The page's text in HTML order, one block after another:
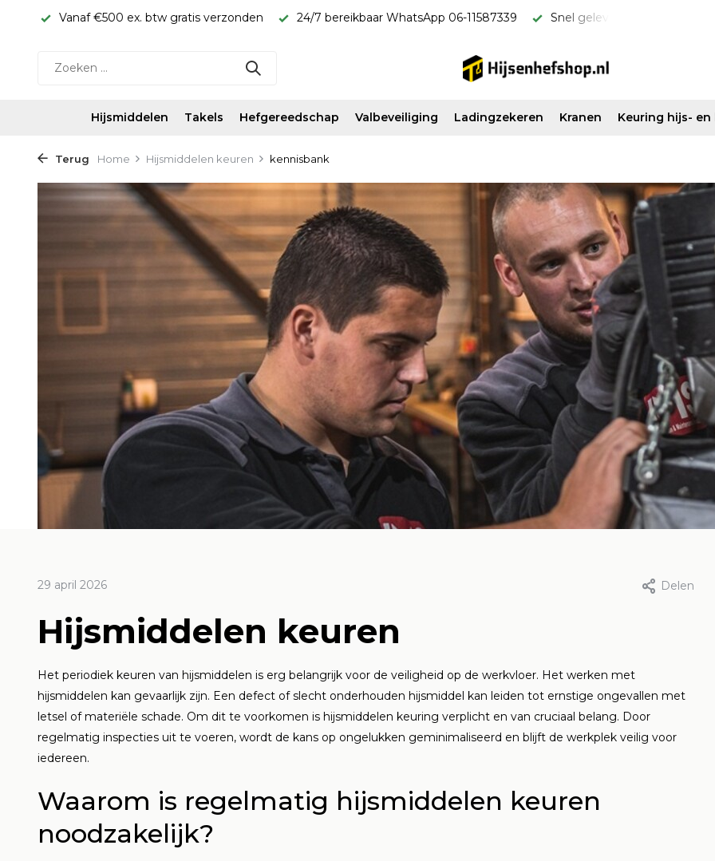
24/7 bereikbaar WhatsApp 06-11587339 Snel geleverd & scherp van prijs! Vanaf €500 ex. btw gratis
Hijsmiddelen Takels Hefgereedschap Valbeveiliging Ladingzekeren Kranen Keuring hijs-
Terug Home Hijsmiddelen keuren kennisbank
29 april 2026 Delen
Hijsmiddelen keuren
Het periodiek keuren van hijsmiddelen is erg belangrijk voor de veiligheid op de werkvloer. Het werken met
hijsmiddelen kan gevaarlijk zijn. Een defect of slecht onderhouden hijsmiddel kan leiden tot ernstige ongevallen met
letsel of materiële schade. Om dit te voorkomen is hijsmiddelen keuring verplicht en van cruciaal belang. Door
regelmatig inspecties uit te voeren, wordt de kans op ongelukken geminimaliseerd en blijft de werkplek veilig voor
iedereen.
Waarom is regelmatig hijsmiddelen keuren
noodzakelijk?
alles
Hoe werkt een
spanband?
Lees meer
hijsmiddelen: wat
zegt de
wetgeving?
Lees meer
weten
Lees meer